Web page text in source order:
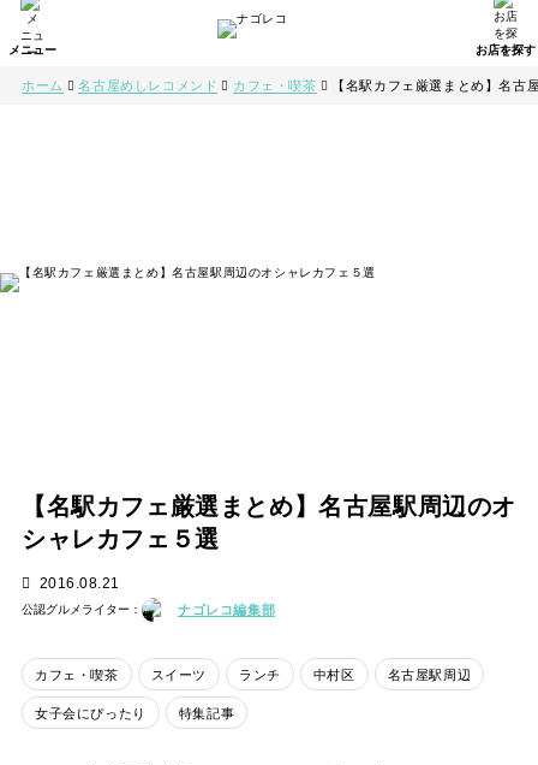
ホーム 名古屋めしレコメンド カフェ・喫茶 【名駅カフェ厳選まとめ】名古
【名駅カフェ厳選まとめ】名古屋駅周辺のオ
シャレカフェ５選
2016.08.21
公認グルメライター： ナゴレコ編集部
カフェ・喫茶 スイーツ ランチ 中村区 名古屋駅周辺
女子会にぴったり 特集記事